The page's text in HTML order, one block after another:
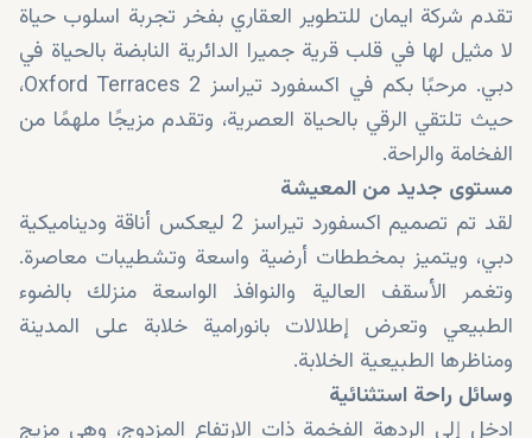
تقدم شركة ايمان للتطوير العقاري بفخر تجربة اسلوب حياة
لا مثيل لها في قلب قرية جميرا الدائرية النابضة بالحياة في
دبي. مرحبًا بكم في اكسفورد تيراسز 2 Oxford Terraces،
حيث تلتقي الرقي بالحياة العصرية، وتقدم مزيجًا ملهمًا من
الفخامة والراحة.
مستوى جديد من المعيشة
لقد تم تصميم اكسفورد تيراسز 2 ليعكس أناقة وديناميكية
دبي، ويتميز بمخططات أرضية واسعة وتشطيبات معاصرة.
وتغمر الأسقف العالية والنوافذ الواسعة منزلك بالضوء
الطبيعي وتعرض إطلالات بانورامية خلابة على المدينة
ومناظرها الطبيعية الخلابة.
وسائل راحة استثنائية
ادخل إلى الردهة الفخمة ذات الارتفاع المزدوج، وهي مزيج